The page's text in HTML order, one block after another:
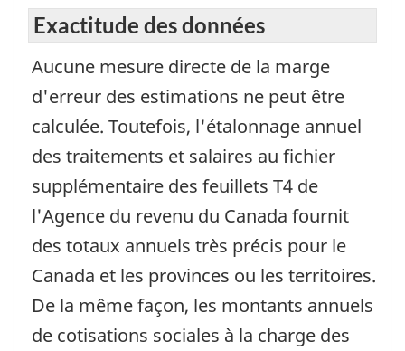
Exactitude des données
Aucune mesure directe de la marge
d'erreur des estimations ne peut être
calculée. Toutefois, l'étalonnage annuel
des traitements et salaires au fichier
supplémentaire des feuillets T4 de
l'Agence du revenu du Canada fournit
des totaux annuels très précis pour le
Canada et les provinces ou les territoires.
De la même façon, les montants annuels
de cotisations sociales à la charge des